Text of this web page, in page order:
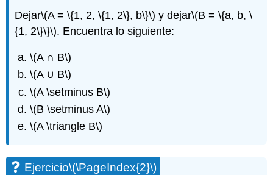
Dejar\(A = \{1, 2, \{1, 2\}, b\}\) y dejar\(B = \{a, b, \
{1, 2\}\}\). Encuentra lo siguiente:
\(A ∩ B\)
\(A ∪ B\)
\(A \setminus B\)
\(B \setminus A\)
\(A \triangle B\)
Ejercicio\(\PageIndex{2}\)